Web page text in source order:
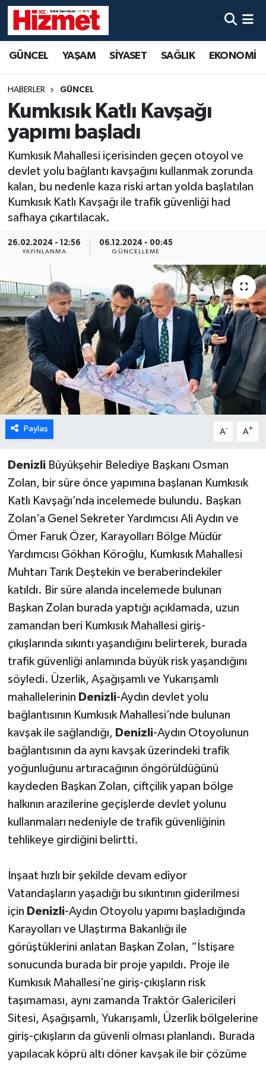
GÜNCEL YAŞAM SİYASET SAĞLIK EKONOMİ
HABERLER GÜNCEL
Kumkısık Katlı Kavşağı
yapımı başladı
Kumkısık Mahallesi içerisinden geçen otoyol ve
devlet yolu bağlantı kavşağını kullanmak zorunda
kalan, bu nedenle kaza riski artan yolda başlatılan
Kumkısık Katlı Kavşağı ile trafik güvenliği had
safhaya çıkartılacak.
26.02.2024 - 12:56
YAYINLANMA
06.12.2024 - 00:45
GÜNCELLEME
Paylaş A- A+
DenizliBüyükşehir Belediye Başkanı Osman
Zolan, bir süre önce yapımına başlanan Kumkısık
Katlı Kavşağı’nda incelemede bulundu. Başkan
Zolan’a Genel Sekreter Yardımcısı Ali Aydın ve
Ömer Faruk Özer, Karayolları Bölge Müdür
Yardımcısı Gökhan Köroğlu, Kumkısık Mahallesi
Muhtarı Tarık Deştekin ve beraberindekiler
katıldı. Bir süre alanda incelemede bulunan
Başkan Zolan burada yaptığı açıklamada, uzun
zamandan beri Kumkısık Mahallesi giriş-
çıkışlarında sıkıntı yaşandığını belirterek, burada
trafik güvenliği anlamında büyük risk yaşandığını
söyledi. Üzerlik, Aşağışamlı ve Yukarışamlı
mahallelerinin Denizli-Aydın devlet yolu
bağlantısının Kumkısık Mahallesi’nde bulunan
kavşak ile sağlandığı, Denizli-Aydın Otoyolunun
bağlantısının da aynı kavşak üzerindeki trafik
yoğunluğunu artıracağının öngörüldüğünü
kaydeden Başkan Zolan, çiftçilik yapan bölge
halkının arazilerine geçişlerde devlet yolunu
kullanmaları nedeniyle de trafik güvenliğinin
tehlikeye girdiğini belirtti.
İnşaat hızlı bir şekilde devam ediyor
Vatandaşların yaşadığı bu sıkıntının giderilmesi
için Denizli-Aydın Otoyolu yapımı başladığında
Karayolları ve Ulaştırma Bakanlığı ile
görüştüklerini anlatan Başkan Zolan, “İstişare
sonucunda burada bir proje yapıldı. Proje ile
Kumkısık Mahallesi’ne giriş-çıkışların risk
taşımaması, aynı zamanda Traktör Galericileri
Sitesi, Aşağışamlı, Yukarışamlı, Üzerlik bölgelerine
giriş-çıkışların da güvenli olması planlandı. Burada
yapılacak köprü altı döner kavşak ile bir çözüme
YAŞAM
SİYASET
SAĞLIK
EKONOMİ
KÜLTÜR SANAT
SPOR
ÖZEL HABER
DTO
RESMİ REKLAM
Denizli Hava Durumu
Denizli Trafik Yoğunluk Haritası
Süper Lig Puan Durumu ve Fikstür
Tüm Manşetler
Son Dakika Haberleri
Haber Arşivi